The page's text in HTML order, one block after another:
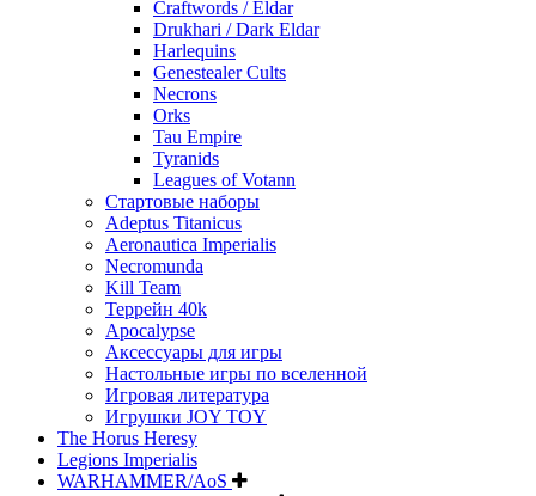
Craftwords / Eldar
Drukhari / Dark Eldar
Harlequins
Genestealer Cults
Necrons
Orks
Tau Empire
Tyranids
Leagues of Votann
Стартовые наборы
Adeptus Titanicus
Aeronautica Imperialis
Necromunda
Kill Team
Террейн 40k
Apocalypse
Аксессуары для игры
Настольные игры по вселенной
Игровая литература
Игрушки JOY TOY
The Horus Heresy
Legions Imperialis
WARHAMMER/AoS